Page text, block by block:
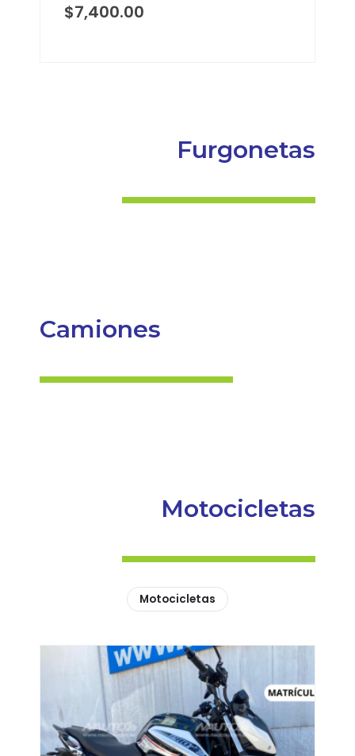
$7,400.00
Furgonetas
Camiones
Motocicletas
Motocicletas